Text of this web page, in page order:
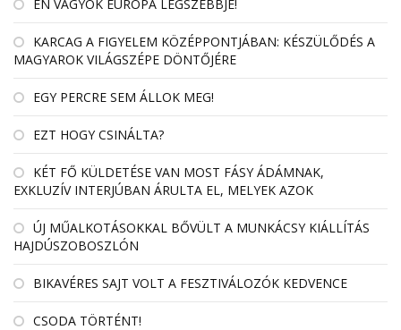
ÉN VAGYOK EURÓPA LEGSZEBBJE!
KARCAG A FIGYELEM KÖZÉPPONTJÁBAN: KÉSZÜLŐDÉS A
MAGYAROK VILÁGSZÉPE DÖNTŐJÉRE
EGY PERCRE SEM ÁLLOK MEG!
EZT HOGY CSINÁLTA?
KÉT FŐ KÜLDETÉSE VAN MOST FÁSY ÁDÁMNAK,
EXKLUZÍV INTERJÚBAN ÁRULTA EL, MELYEK AZOK
ÚJ MŰALKOTÁSOKKAL BŐVÜLT A MUNKÁCSY KIÁLLÍTÁS
HAJDÚSZOBOSZLÓN
BIKAVÉRES SAJT VOLT A FESZTIVÁLOZÓK KEDVENCE
CSODA TÖRTÉNT!